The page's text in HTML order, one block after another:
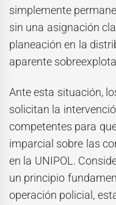
simplemente
sin una asignación
planeación en la
aparente
Ante esta situación,
solicitan la
competentes para
imparcial sobre las
en la UNIPOL.
un principio
operación policial,